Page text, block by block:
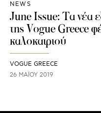
NEWS
June Issue: Τα νέα
της Vogue Greece
καλοκαιριού
VOGUE GREECE
26 ΜΑΪ́ΟΥ 2019